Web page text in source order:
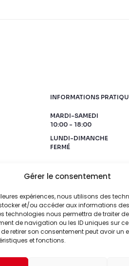
Gérer le consentement
expériences, nous utilisons des
et/ou accéder aux informations
technologies nous permettra de traiter
de navigation ou les ID uniques sur ce
retirer son consentement peut avoir un
et fonctions.
INFORMATIONS
MARDI-SAMEDI
10:00 - 18:00
LUNDI-DIMANCHE
FERMÉ